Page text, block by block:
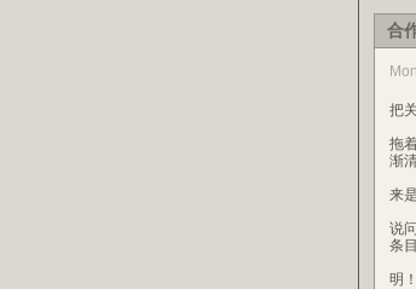
合
这
把
总
拖
渐
得
来
另
说
条
遇
明！